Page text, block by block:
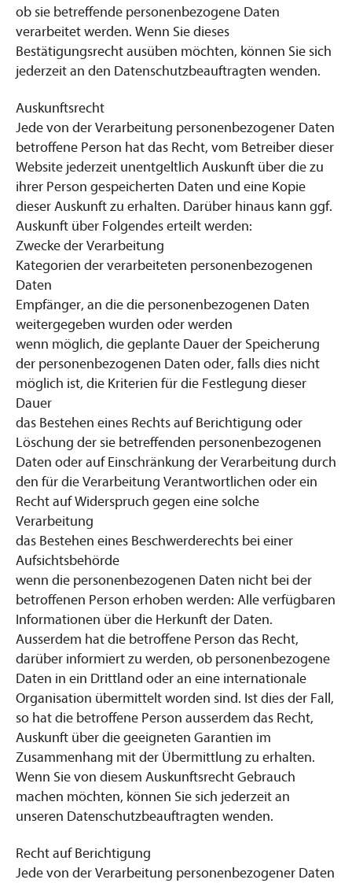
ob sie betreffende personenbezogene Daten
verarbeitet werden. Wenn Sie dieses
Bestätigungsrecht ausüben möchten, können Sie sich
jederzeit an den Datenschutzbeauftragten wenden.
Auskunftsrecht
Jede von der Verarbeitung personenbezogener Daten
betroffene Person hat das Recht, vom Betreiber dieser
Website jederzeit unentgeltlich Auskunft über die zu
ihrer Person gespeicherten Daten und eine Kopie
dieser Auskunft zu erhalten. Darüber hinaus kann ggf.
Auskunft über Folgendes erteilt werden:
Zwecke der Verarbeitung
Kategorien der verarbeiteten personenbezogenen
Daten
Empfänger, an die die personenbezogenen Daten
weitergegeben wurden oder werden
wenn möglich, die geplante Dauer der Speicherung
der personenbezogenen Daten oder, falls dies nicht
möglich ist, die Kriterien für die Festlegung dieser
Dauer
das Bestehen eines Rechts auf Berichtigung oder
Löschung der sie betreffenden personenbezogenen
Daten oder auf Einschränkung der Verarbeitung durch
den für die Verarbeitung Verantwortlichen oder ein
Recht auf Widerspruch gegen eine solche
Verarbeitung
das Bestehen eines Beschwerderechts bei einer
Aufsichtsbehörde
wenn die personenbezogenen Daten nicht bei der
betroffenen Person erhoben werden: Alle verfügbaren
Informationen über die Herkunft der Daten.
Ausserdem hat die betroffene Person das Recht,
darüber informiert zu werden, ob personenbezogene
Daten in ein Drittland oder an eine internationale
Organisation übermittelt worden sind. Ist dies der Fall,
so hat die betroffene Person ausserdem das Recht,
Auskunft über die geeigneten Garantien im
Zusammenhang mit der Übermittlung zu erhalten.
Wenn Sie von diesem Auskunftsrecht Gebrauch
machen möchten, können Sie sich jederzeit an
unseren Datenschutzbeauftragten wenden.
Recht auf Berichtigung
Jede von der Verarbeitung personenbezogener Daten